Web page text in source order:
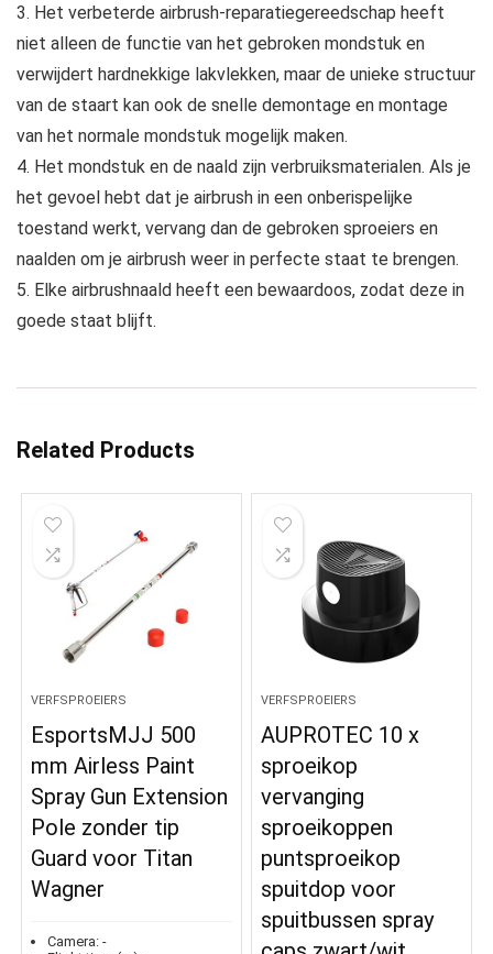
3. Het verbeterde airbrush-reparatiegereedschap heeft
niet alleen de functie van het gebroken mondstuk en
verwijdert hardnekkige lakvlekken, maar de unieke structuur
van de staart kan ook de snelle demontage en montage
van het normale mondstuk mogelijk maken.
4. Het mondstuk en de naald zijn verbruiksmaterialen. Als je
het gevoel hebt dat je airbrush in een onberispelijke
toestand werkt, vervang dan de gebroken sproeiers en
naalden om je airbrush weer in perfecte staat te brengen.
5. Elke airbrushnaald heeft een bewaardoos, zodat deze in
goede staat blijft.
Related Products
VERFSPROEIERS
EsportsMJJ 500
mm Airless Paint
Spray Gun Extension
Pole zonder tip
Guard voor Titan
Wagner
Camera: -
VERFSPROEIERS
AUPROTEC 10 x
sproeikop
vervanging
sproeikoppen
puntsproeikop
spuitdop voor
spuitbussen spray